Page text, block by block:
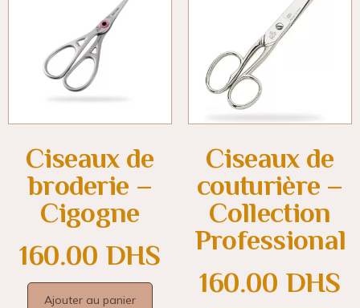
Ciseaux de
broderie –
Cigogne
160.00 DHS
Ajouter au panier
Ciseaux de
couturière –
Collection
Professional
160.00 DHS